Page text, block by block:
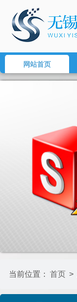
网站首页
当前位置： 首页 >